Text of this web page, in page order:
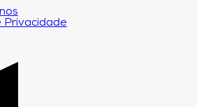
Privacidade